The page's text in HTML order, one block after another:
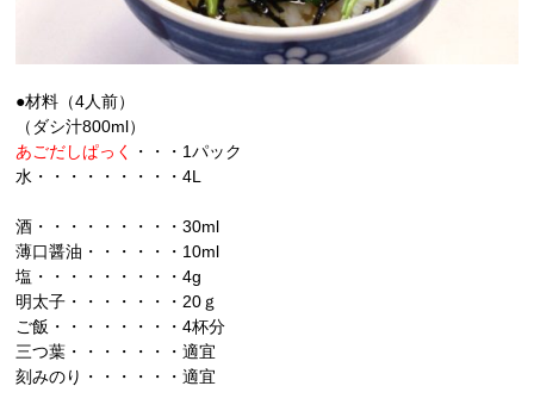
●材料（4人前）
（ダシ汁800ml）
あごだしぱっく
・・・1パック
水・・・・・・・・・4L
酒・・・・・・・・・30ml
薄口醤油・・・・・・10ml
塩・・・・・・・・・4g
明太子・・・・・・・20ｇ
ご飯・・・・・・・・4杯分
三つ葉・・・・・・・適宜
刻みのり・・・・・・適宜